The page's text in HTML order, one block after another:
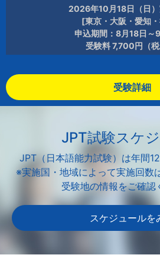
2026年10月18日（日）
[東京・大阪・愛知
申込期間：8月18日～
受験料 7,700円（税
受験詳細
JPT試験スケ
JPT（日本語能力試験）は年間
※実施国・地域によって実施回数
受験地の情報をご確認
スケジュールを